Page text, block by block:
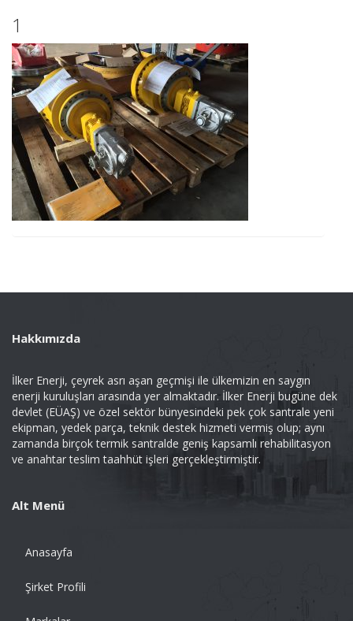
1
Hakkımızda
İlker Enerji, çeyrek asrı aşan geçmişi ile ülkemizin en saygın
enerji kuruluşları arasında yer almaktadır. İlker Enerji bugüne dek
devlet (EÜAŞ) ve özel sektör bünyesindeki pek çok santrale yeni
ekipman, yedek parça, teknik destek hizmeti vermiş olup; aynı
zamanda birçok termik santralde geniş kapsamlı rehabilitasyon
ve anahtar teslim taahhüt işleri gerçekleştirmiştir.
Alt Menü
Anasayfa
Şirket Profili